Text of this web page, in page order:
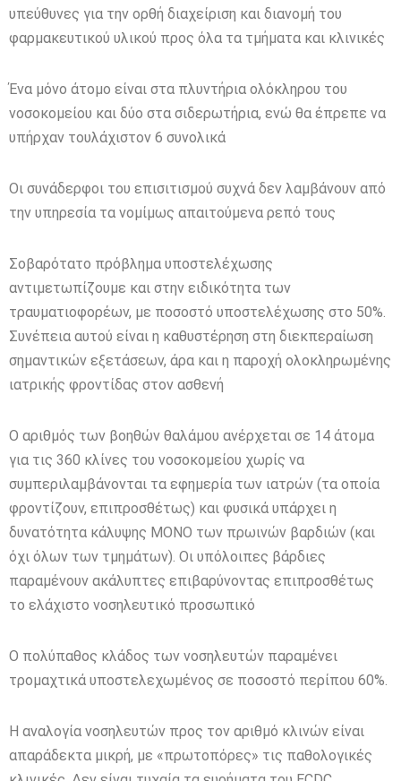
υπεύθυνες για την ορθή διαχείριση και διανομή του
φαρμακευτικού υλικού προς όλα τα τμήματα και κλινικές
Ένα μόνο άτομο είναι στα πλυντήρια ολόκληρου του
νοσοκομείου και δύο στα σιδερωτήρια, ενώ θα έπρεπε να
υπήρχαν τουλάχιστον 6 συνολικά
Οι συνάδερφοι του επισιτισμού συχνά δεν λαμβάνουν από
την υπηρεσία τα νομίμως απαιτούμενα ρεπό τους
Σοβαρότατο πρόβλημα υποστελέχωσης
αντιμετωπίζουμε και στην ειδικότητα των
τραυματιοφορέων, με ποσοστό υποστελέχωσης στο 50%.
Συνέπεια αυτού είναι η καθυστέρηση στη διεκπεραίωση
σημαντικών εξετάσεων, άρα και η παροχή ολοκληρωμένης
ιατρικής φροντίδας στον ασθενή
Ο αριθμός των βοηθών θαλάμου ανέρχεται σε 14 άτομα
για τις 360 κλίνες του νοσοκομείου χωρίς να
συμπεριλαμβάνονται τα εφημερία των ιατρών (τα οποία
φροντίζουν, επιπροσθέτως) και φυσικά υπάρχει η
δυνατότητα κάλυψης ΜΟΝΟ των πρωινών βαρδιών (και
όχι όλων των τμημάτων). Οι υπόλοιπες βάρδιες
παραμένουν ακάλυπτες επιβαρύνοντας επιπροσθέτως
το ελάχιστο νοσηλευτικό προσωπικό
Ο πολύπαθος κλάδος των νοσηλευτών παραμένει
τρομαχτικά υποστελεχωμένος σε ποσοστό περίπου 60%.
Η αναλογία νοσηλευτών προς τον αριθμό κλινών είναι
απαράδεκτα μικρή, με «πρωτοπόρες» τις παθολογικές